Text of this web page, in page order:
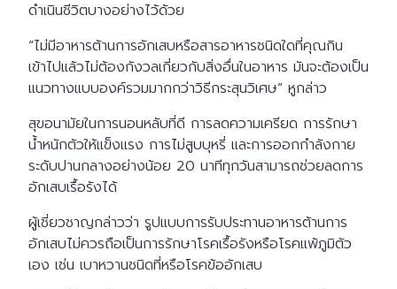
ดำเนินชีวิตบางอย่างไว้ด้วย
“ไม่มีอาหารต้านการอักเสบหรือสารอาหารชนิดใดที่คุณกิน
เข้าไปแล้วไม่ต้องกังวลเกี่ยวกับสิ่งอื่นในอาหาร มันจะต้องเป็น
แนวทางแบบองค์รวมมากกว่าวิธีกระสุนวิเศษ” หูกล่าว
สุขอนามัยในการนอนหลับที่ดี การลดความเครียด การรักษา
น้ำหนักตัวให้แข็งแรง การไม่สูบบุหรี่ และการออกกำลังกาย
ระดับปานกลางอย่างน้อย 20 นาทีทุกวันสามารถช่วยลดการ
อักเสบเรื้อรังได้
ผู้เชี่ยวชาญกล่าวว่า รูปแบบการรับประทานอาหารต้านการ
อักเสบไม่ควรถือเป็นการรักษาโรคเรื้อรังหรือโรคแพ้ภูมิตัว
เอง เช่น เบาหวานชนิดที่หรือโรคข้ออักเสบ